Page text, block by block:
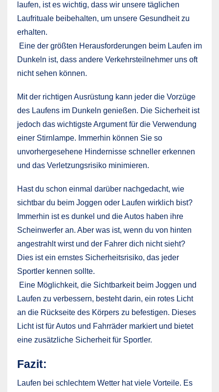
laufen, ist es wichtig, dass wir unsere täglichen
Laufrituale beibehalten, um unsere Gesundheit zu
erhalten.
Eine der größten Herausforderungen beim Laufen im
Dunkeln ist, dass andere Verkehrsteilnehmer uns oft
nicht sehen können.
Mit der richtigen Ausrüstung kann jeder die Vorzüge
des Laufens im Dunkeln genießen. Die Sicherheit ist
jedoch das wichtigste Argument für die Verwendung
einer Stirnlampe. Immerhin können Sie so
unvorhergesehene Hindernisse schneller erkennen
und das Verletzungsrisiko minimieren.
Hast du schon einmal darüber nachgedacht, wie
sichtbar du beim Joggen oder Laufen wirklich bist?
Immerhin ist es dunkel und die Autos haben ihre
Scheinwerfer an. Aber was ist, wenn du von hinten
angestrahlt wirst und der Fahrer dich nicht sieht?
Dies ist ein ernstes Sicherheitsrisiko, das jeder
Sportler kennen sollte.
Eine Möglichkeit, die Sichtbarkeit beim Joggen und
Laufen zu verbessern, besteht darin, ein rotes Licht
an die Rückseite des Körpers zu befestigen. Dieses
Licht ist für Autos und Fahrräder markiert und bietet
eine zusätzliche Sicherheit für Sportler.
Fazit:
Laufen bei schlechtem Wetter hat viele Vorteile. Es